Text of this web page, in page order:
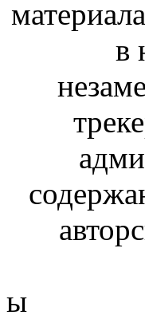
в
ы